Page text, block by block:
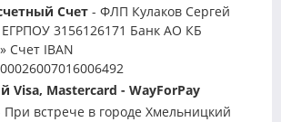
Счет - ФЛП Кулаков Сергей
3156126171 Банк АО КБ
Счет IBAN
Visa, Mastercard - WayForPay
При встрече в городе Хмельницкий